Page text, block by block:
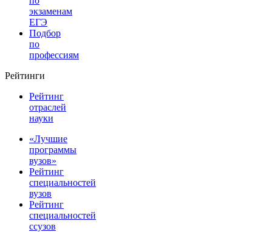
экзаменам
ЕГЭ
Подбор
по
профессиям
Рейтинги
Рейтинг
отраслей
науки
«Лучшие
программы
вузов»
Рейтинг
специальностей
вузов
Рейтинг
специальностей
ссузов